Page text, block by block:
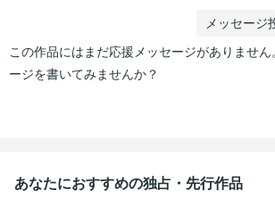
メッセージ
この作品にはまだ応援メッセージがありませ
ージを書いてみませんか？
あなたにおすすめの独占・先行作品